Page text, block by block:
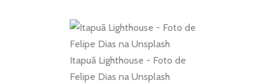
Itapuã Lighthouse - Foto de
Felipe Dias na Unsplash